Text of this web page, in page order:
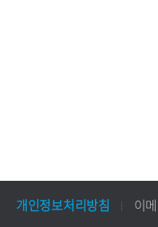
개인정보처리방침 이